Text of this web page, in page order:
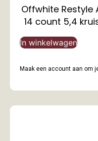
Offwhite
14 count 5,4
In winkelwagen
Maak een account aan om